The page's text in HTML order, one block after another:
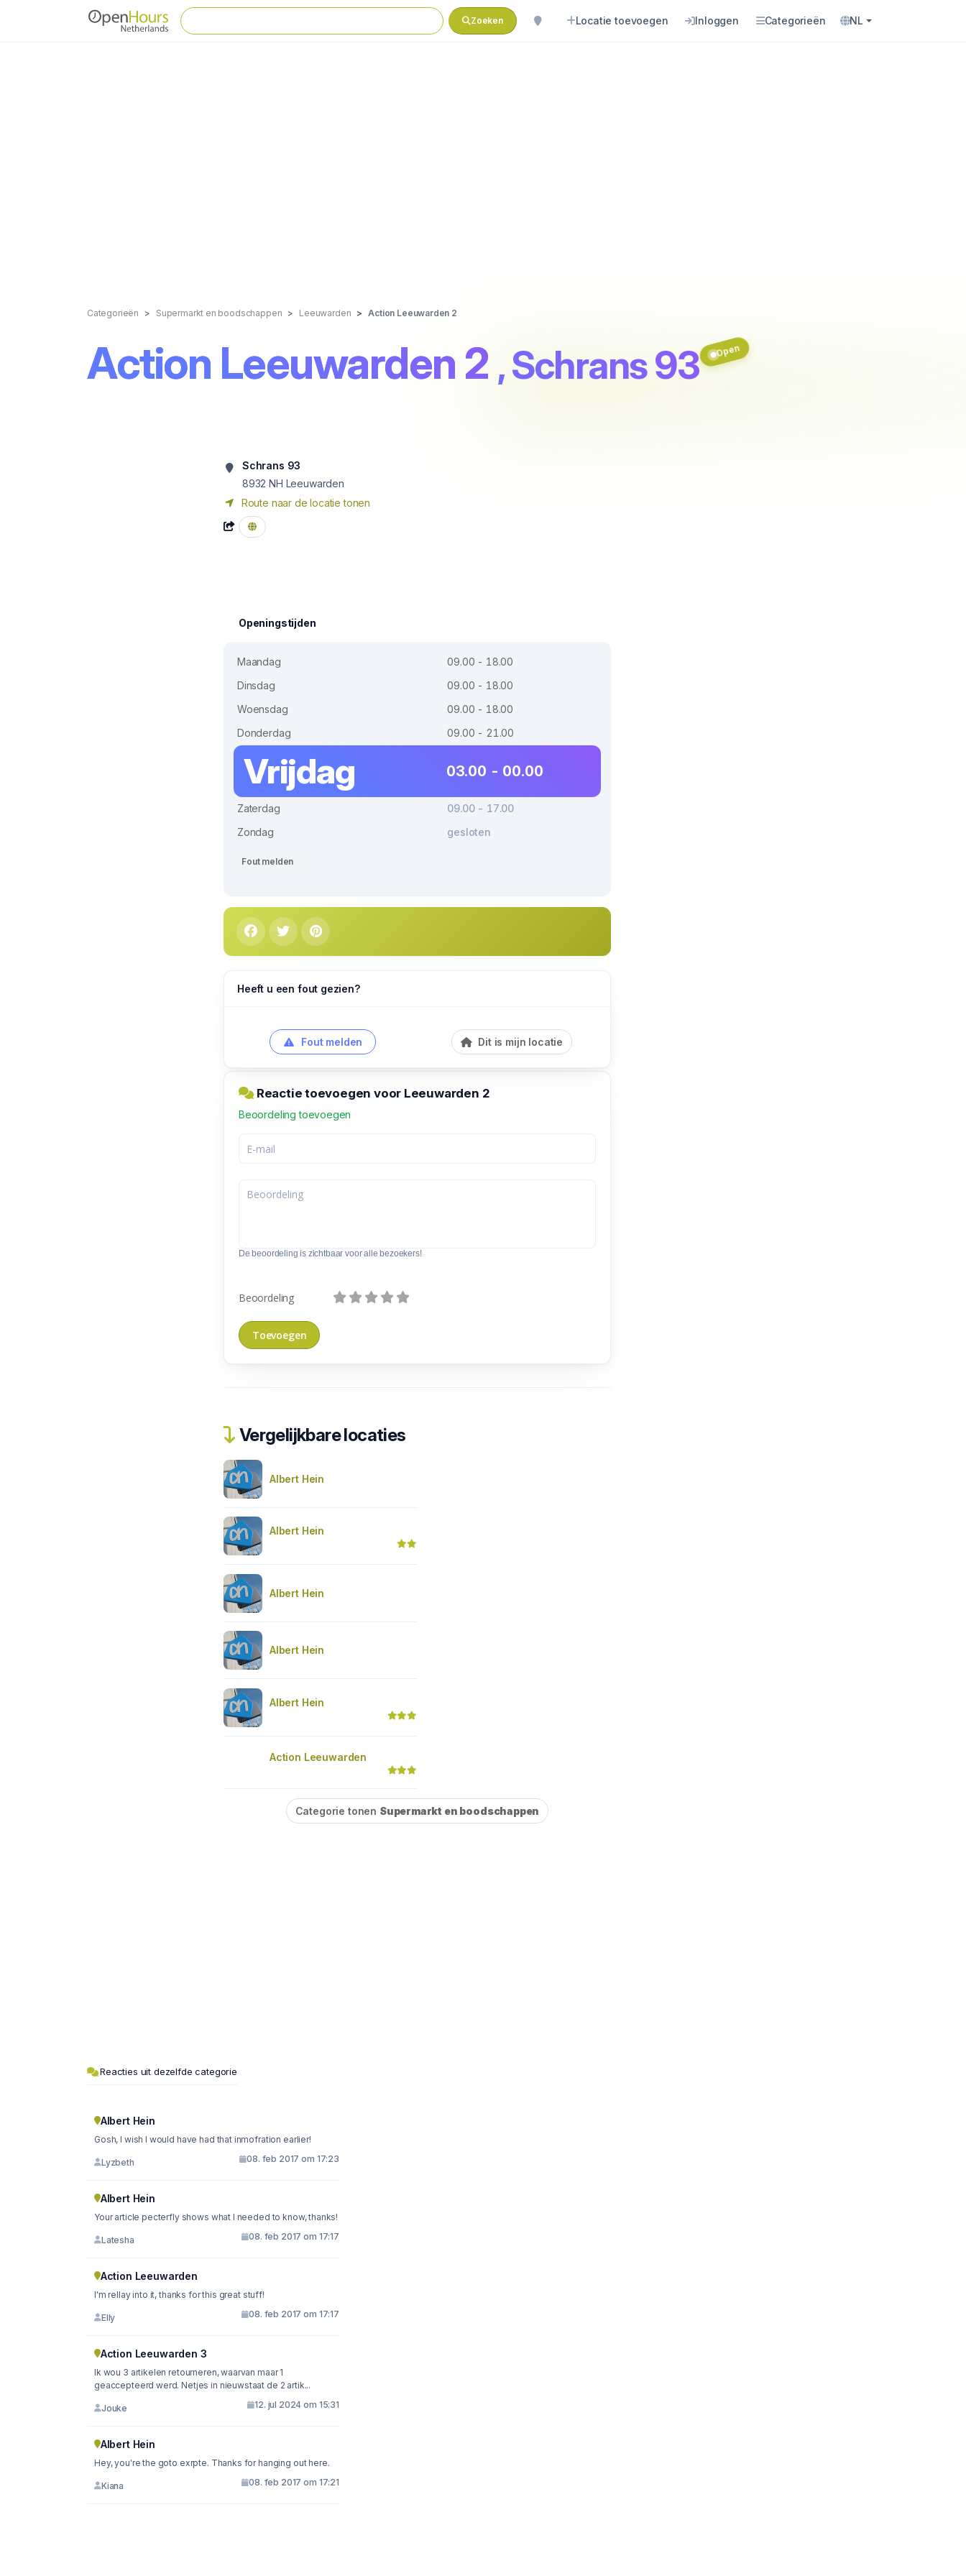
Zoeken Locatie toevoegen Inloggen Categorieën NL
Categorieën Supermarkt en boodschappen Leeuwarden Action Leeuwarden 2
Action Leeuwarden 2 , Schrans 93 Open
Schrans 93
8932 NH Leeuwarden
Route naar de locatie tonen
Openingstijden
Maandag
09.00 - 18.00
Dinsdag
09.00 - 18.00
Woensdag
09.00 - 18.00
Donderdag
09.00 - 21.00
Vrijdag 03.00 - 00.00
Zaterdag
09.00 - 17.00
Zondag
gesloten
Fout melden
Heeft u een fout gezien?
Fout melden Dit is mijn locatie
Reactie toevoegen voor Leeuwarden 2
Beoordeling toevoegen
De beoordeling is zichtbaar voor alle bezoekers!
Beoordeling
Vergelijkbare locaties
Albert Hein
Albert Hein
Albert Hein
Albert Hein
Albert Hein
Action Leeuwarden
Categorie tonen Supermarkt en boodschappen
Reacties uit dezelfde categorie
Albert Hein
Gosh, I wish I would have had that inmofration earlier!
Lyzbeth 08. feb 2017 om 17:23
Albert Hein
Your article pecterfly shows what I needed to know, thanks!
Latesha 08. feb 2017 om 17:17
Action Leeuwarden
I'm rellay into it, thanks for this great stuff!
Elly 08. feb 2017 om 17:17
Action Leeuwarden 3
Ik wou 3 artikelen retourneren, waarvan maar 1
geaccepteerd werd. Netjes in nieuwstaat de 2 artik...
Jouke 12. jul 2024 om 15:31
Albert Hein
Hey, you're the goto exrpte. Thanks for hanging out here.
Kiana 08. feb 2017 om 17:21